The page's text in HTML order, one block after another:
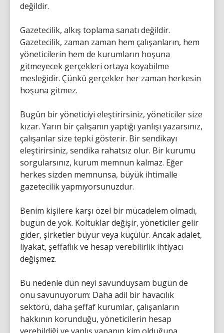
değildir.
Gazetecilik, alkış toplama sanatı değildir.
Gazetecilik, zaman zaman hem çalışanların, hem
yöneticilerin hem de kurumların hoşuna
gitmeyecek gerçekleri ortaya koyabilme
mesleğidir. Çünkü gerçekler her zaman herkesin
hoşuna gitmez.
Bugün bir yöneticiyi eleştirirsiniz, yöneticiler size
kızar. Yarın bir çalışanın yaptığı yanlışı yazarsınız,
çalışanlar size tepki gösterir. Bir sendikayı
eleştirirsiniz, sendika rahatsız olur. Bir kurumu
sorgularsınız, kurum memnun kalmaz. Eğer
herkes sizden memnunsa, büyük ihtimalle
gazetecilik yapmıyorsunuzdur.
Benim kişilere karşı özel bir mücadelem olmadı,
bugün de yok. Koltuklar değişir, yöneticiler gelir
gider, şirketler büyür veya küçülür. Ancak adalet,
liyakat, şeffaflık ve hesap verebilirlik ihtiyacı
değişmez.
Bu nedenle dün neyi savunduysam bugün de
onu savunuyorum: Daha adil bir havacılık
sektörü, daha şeffaf kurumlar, çalışanların
hakkının korunduğu, yöneticilerin hesap